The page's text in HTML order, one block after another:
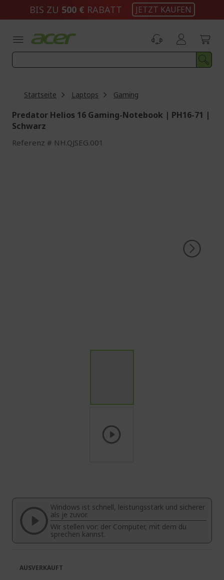
BIS ZU 500 € RABATT JETZT KAUFEN
Startseite Laptops Gaming
Predator Helios 16 Gaming-Notebook | PH16-71 |
Schwarz
Referenz NH.QJSEG.001
Bildgalerie
springen
Windows ist schnell, leistungsstark und sicherer
als je zuvor.
Wir stellen vor: der Computer, mit dem du
sprechen kannst.
AUSVERKAUFT